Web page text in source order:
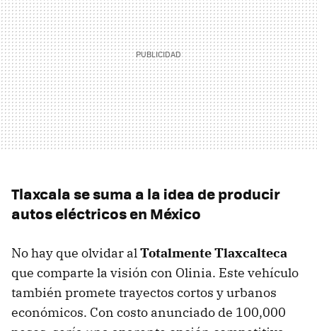
Tlaxcala se suma a la idea de producir
autos eléctricos en México
No hay que olvidar alTotalmente Tlaxcalteca
que comparte la visión con Olinia. Este vehículo
también promete trayectos cortos y urbanos
económicos. Con costo anunciado de 100,000